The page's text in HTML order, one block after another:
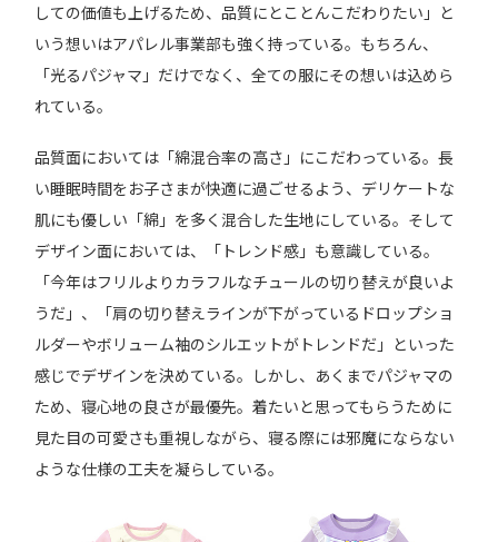
しての価値も上げるため、品質にとことんこだわりたい」と
いう想いはアパレル事業部も強く持っている。もちろん、
「光るパジャマ」だけでなく、全ての服にその想いは込めら
れている。
品質面においては「綿混合率の高さ」にこだわっている。長
い睡眠時間をお子さまが快適に過ごせるよう、デリケートな
肌にも優しい「綿」を多く混合した生地にしている。そして
デザイン面においては、「トレンド感」も意識している。
「今年はフリルよりカラフルなチュールの切り替えが良いよ
うだ」、「肩の切り替えラインが下がっているドロップショ
ルダーやボリューム袖のシルエットがトレンドだ」といった
感じでデザインを決めている。しかし、あくまでパジャマの
ため、寝心地の良さが最優先。着たいと思ってもらうために
見た目の可愛さも重視しながら、寝る際には邪魔にならない
ような仕様の工夫を凝らしている。